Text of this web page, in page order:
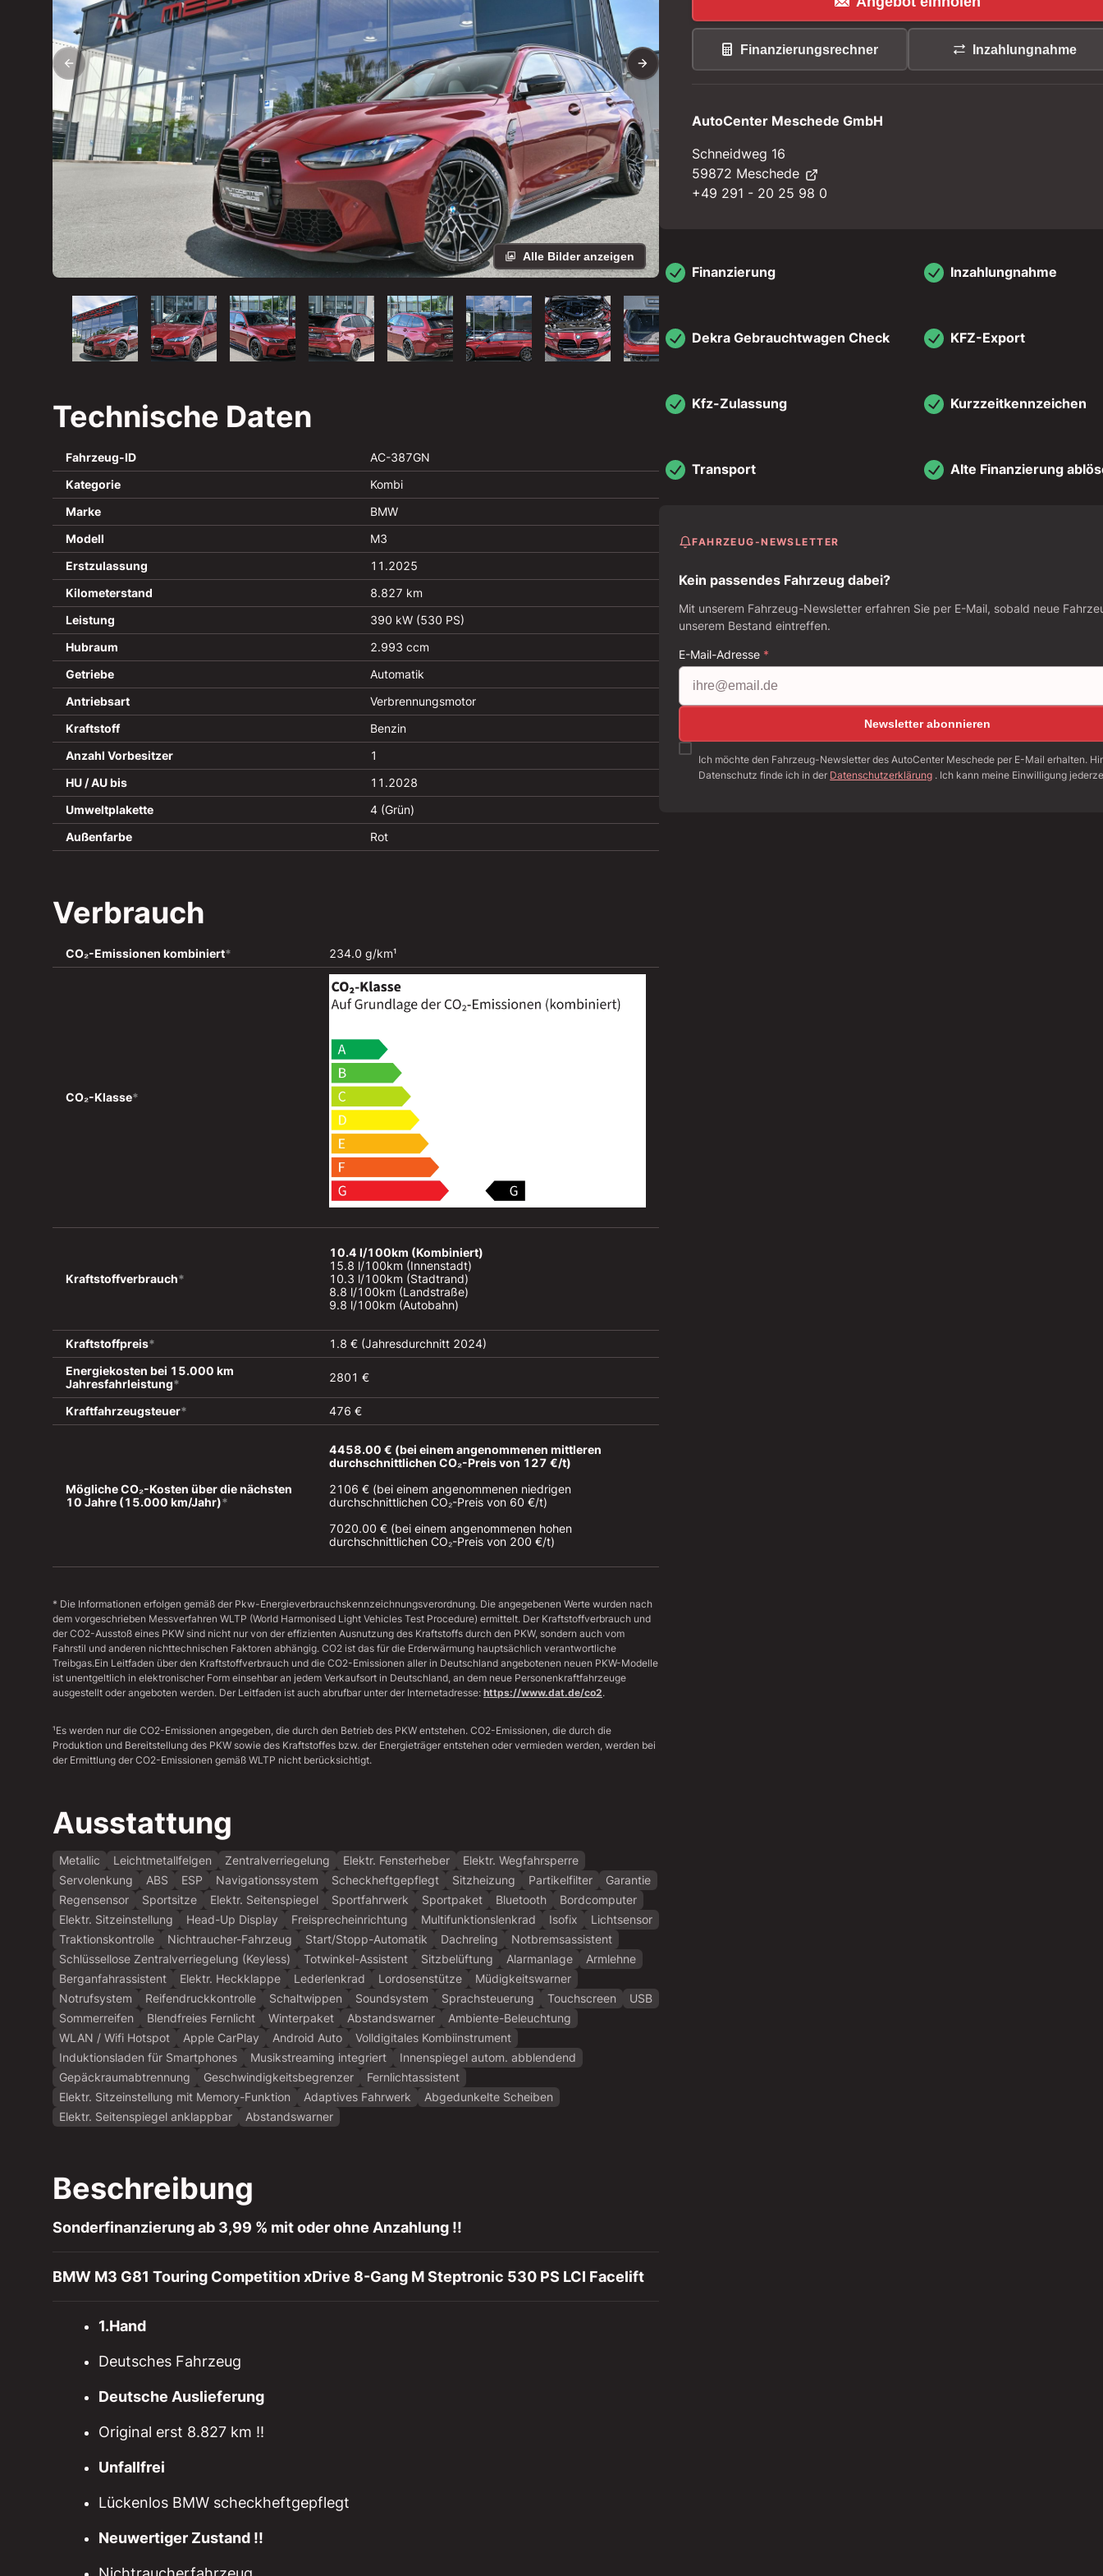
Alle Bilder anzeigen
Technische Daten
Fahrzeug-ID
AC-387GN
Kategorie
Kombi
Marke
BMW
Modell
M3
Erstzulassung
11.2025
Kilometerstand
8.827 km
Leistung
390 kW (530 PS)
Hubraum
2.993 ccm
Getriebe
Automatik
Antriebsart
Verbrennungsmotor
Kraftstoff
Benzin
Anzahl Vorbesitzer
1
HU / AU bis
11.2028
Umweltplakette
4 (Grün)
Außenfarbe
Rot
Verbrauch
CO₂-Emissionen kombiniert* 234.0 g/km¹
CO₂-Klasse*
Kraftstoffverbrauch*
10.4 l/100km (Kombiniert)
15.8 l/100km (Innenstadt)
10.3 l/100km (Stadtrand)
8.8 l/100km (Landstraße)
9.8 l/100km (Autobahn)
Kraftstoffpreis*
1.8 € (Jahresdurchnitt 2024)
Energiekosten bei 15.000 km
Jahresfahrleistung* 2801 €
Kraftfahrzeugsteuer* 476 €
Mögliche CO₂-Kosten über die nächsten
10 Jahre (15.000 km/Jahr)*
4458.00 € (bei einem angenommenen mittleren
durchschnittlichen CO₂-Preis von 127 €/t)
2106 € (bei einem angenommenen niedrigen
durchschnittlichen CO₂-Preis von 60 €/t)
7020.00 € (bei einem angenommenen hohen
durchschnittlichen CO₂-Preis von 200 €/t)
* Die Informationen erfolgen gemäß der Pkw-Energieverbrauchskennzeichnungsverordnung. Die angegebenen Werte wurden nach
dem vorgeschrieben Messverfahren WLTP (World Harmonised Light Vehicles Test Procedure) ermittelt. Der Kraftstoffverbrauch und
der CO2-Ausstoß eines PKW sind nicht nur von der effizienten Ausnutzung des Kraftstoffs durch den PKW, sondern auch vom
Fahrstil und anderen nichttechnischen Faktoren abhängig. CO2 ist das für die Erderwärmung hauptsächlich verantwortliche
Treibgas.Ein Leitfaden über den Kraftstoffverbrauch und die CO2-Emissionen aller in Deutschland angebotenen neuen PKW-Modelle
ist unentgeltlich in elektronischer Form einsehbar an jedem Verkaufsort in Deutschland, an dem neue Personenkraftfahrzeuge
ausgestellt oder angeboten werden. Der Leitfaden ist auch abrufbar unter der Internetadresse: https://www.dat.de/co2.
¹Es werden nur die CO2-Emissionen angegeben, die durch den Betrieb des PKW entstehen. CO2-Emissionen, die durch die
Produktion und Bereitstellung des PKW sowie des Kraftstoffes bzw. der Energieträger entstehen oder vermieden werden, werden bei
der Ermittlung der CO2-Emissionen gemäß WLTP nicht berücksichtigt.
Ausstattung
Metallic Leichtmetallfelgen Zentralverriegelung Elektr. Fensterheber
Elektr. Wegfahrsperre
Servolenkung
ABS ESP Navigationssystem Scheckheftgepflegt Sitzheizung Partikelfilter
Garantie
Regensensor
Sportsitze Elektr. Seitenspiegel Sportfahrwerk Sportpaket Bluetooth
Bordcomputer
Elektr. Sitzeinstellung
Head-Up Display Freisprecheinrichtung Multifunktionslenkrad Isofix
Lichtsensor
Traktionskontrolle
Nichtraucher-Fahrzeug Start/Stopp-Automatik Dachreling
Notbremsassistent
Schlüssellose Zentralverriegelung (Keyless)
Totwinkel-Assistent Sitzbelüftung Alarmanlage
Armlehne
Berganfahrassistent
Elektr. Heckklappe Lederlenkrad Lordosenstütze
Müdigkeitswarner
Notrufsystem
Reifendruckkontrolle Schaltwippen Soundsystem Sprachsteuerung Touchscreen
USB
Sommerreifen
Blendfreies Fernlicht Winterpaket Abstandswarner
Ambiente-Beleuchtung
WLAN / Wifi Hotspot
Apple CarPlay Android Auto
Volldigitales Kombiinstrument
Induktionsladen für Smartphones
Musikstreaming integriert
Innenspiegel autom. abblendend
Gepäckraumabtrennung
Geschwindigkeitsbegrenzer
Fernlichtassistent
Elektr. Sitzeinstellung mit Memory-Funktion
Adaptives Fahrwerk
Abgedunkelte Scheiben
Elektr. Seitenspiegel anklappbar
Abstandswarner
Beschreibung
Sonderfinanzierung ab 3,99 % mit oder ohne Anzahlung !!
BMW M3 G81 Touring Competition xDrive 8-Gang M Steptronic 530 PS LCI Facelift
1.Hand
Deutsches Fahrzeug
Deutsche Auslieferung
Original erst 8.827 km !!
Unfallfrei
Lückenlos BMW scheckheftgepflegt
Neuwertiger Zustand !!
Finanzierungsrechner Inzahlungnahme
AutoCenter Meschede GmbH
Schneidweg 16
59872 Meschede
+49 291 - 20 25 98 0
Finanzierung Inzahlungnahme
Dekra Gebrauchtwagen Check KFZ-Export
Kfz-Zulassung Kurzzeitkennzeichen
Transport Alte Finanzierung
FAHRZEUG-NEWSLETTER
Kein passendes Fahrzeug dabei?
Mit unserem Fahrzeug-Newsletter erfahren Sie per E-Mail, sobald neue
unserem Bestand eintreffen.
E-Mail-Adresse *
Newsletter abonnieren
Ich möchte den Fahrzeug-Newsletter des AutoCenter Meschede per E-Mail erhalten.
Datenschutz finde ich in der Datenschutzerklärung . Ich kann meine Einwilligung